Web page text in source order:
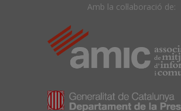
Amb la col·laboració de: